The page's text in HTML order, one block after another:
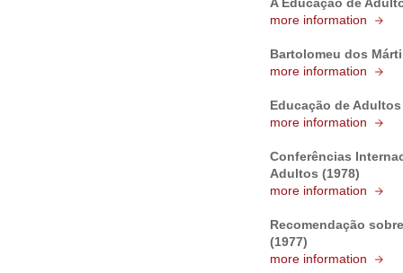
A Educação de
more information
Bartolomeu dos
more information
Educação de Adultos
more information
Conferências
Adultos (1978)
more information
Recomendação
(1977)
more information